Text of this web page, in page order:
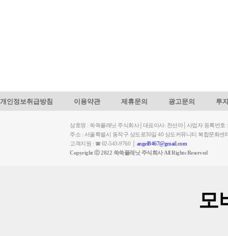
개인정보취급방침 이용약관 제휴문의 광고문의 투
상호명 : 쑥쑥플래닛 주식회사│대표이사: 천선아│사업자 등록번호
주소 : 서울특별시 동작구 상도로30길 40 상도커뮤니티 복합문화
고객지원 : ☎ 02-543-9760 │ angel8467@gmail.com
Copyright ⓒ 2022 쑥쑥플래닛 주식회사 All Rights Reserved
모